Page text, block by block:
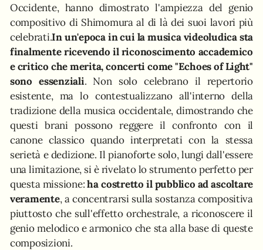
Occidente, hanno dimostrato l'ampiezza del genio
compositivo di Shimomura al di là dei suoi lavori più
celebrati.In un'epoca in cui la musica videoludica sta
finalmente ricevendo il riconoscimento accademico
e critico che merita, concerti come "Echoes of Light"
sono essenziali. Non solo celebrano il repertorio
esistente, ma lo contestualizzano all'interno della
tradizione della musica occidentale, dimostrando che
questi brani possono reggere il confronto con il
canone classico quando interpretati con la stessa
serietà e dedizione. Il pianoforte solo, lungi dall'essere
una limitazione, si è rivelato lo strumento perfetto per
questa missione:ha costretto il pubblico ad ascoltare
veramente, a concentrarsi sulla sostanza compositiva
piuttosto che sull'effetto orchestrale, a riconoscere il
genio melodico e armonico che sta alla base di queste
composizioni.